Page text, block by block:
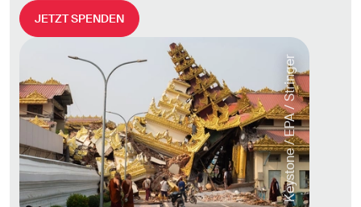
© Keystone / EPA / Stringer
JETZT SPENDEN